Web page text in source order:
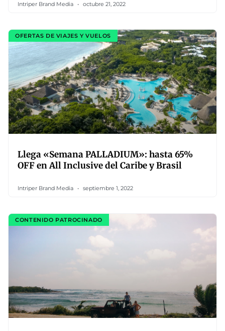
Intriper Brand Media octubre 21, 2022
OFERTAS DE VIAJES Y VUELOS
Llega «Semana PALLADIUM»: hasta 65%
OFF en All Inclusive del Caribe y Brasil
Intriper Brand Media septiembre 1, 2022
CONTENIDO PATROCINADO